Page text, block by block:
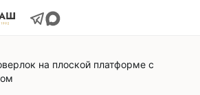
на плоской платформе с